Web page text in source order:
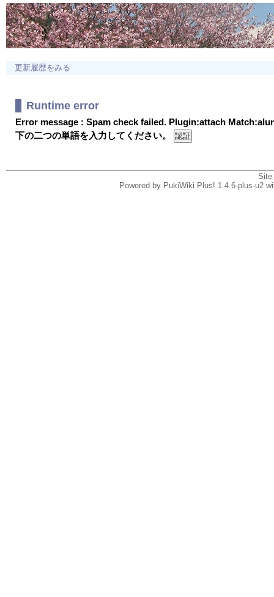
更新履歴をみる
Runtime error
Error message : Spam check failed. Plugin:attach
下の二つの単語を入力してください。
Powered by PukiWiki Plus! 1.4.6-plus-u2